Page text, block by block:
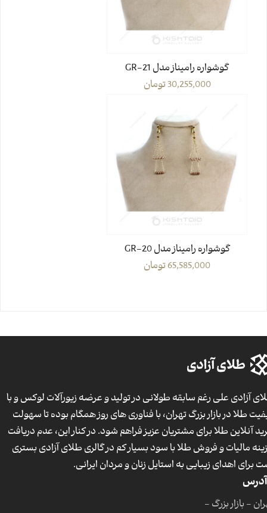
گوشواره رامیناز مدل GR-21
30,255,000تومان
گوشواره رامیناز مدل GR-20
65,585,000تومان
آزادی علی رغم سابقه طولانی در تولید و عرضه زیورآلات لوکس و با
طلا در بازار بزرگ تهران، با فناوری های روز همگام بوده تا سهولت
آنلاین طلا برای مشتریان عزیز فراهم شود. در کنار این، عدم دریافت
مالیات و فروش طلا با سود بسیار کم در گالری طلای آزادی بستری
برای اهدای زیبایی به استایل زنان و مردان ایرانی.
آدرس
- بازار بزرگ -